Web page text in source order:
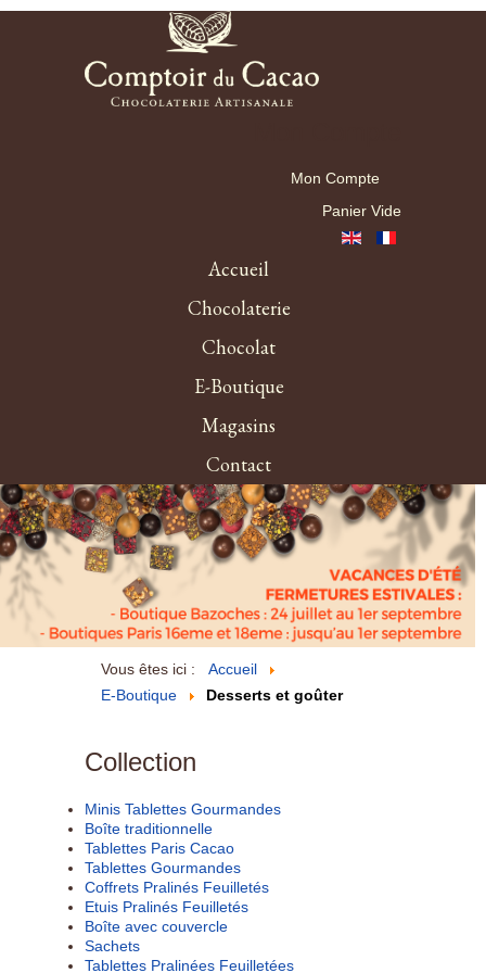
Mon Compte
Panier Vide
Accueil
Chocolaterie
Chocolat
E-Boutique
Magasins
Contact
Vous êtes ici :
Accueil
E-Boutique
Desserts et goûter
Collection
Minis Tablettes Gourmandes
Boîte traditionnelle
Tablettes Paris Cacao
Tablettes Gourmandes
Coffrets Pralinés Feuilletés
Etuis Pralinés Feuilletés
Boîte avec couvercle
Sachets
Tablettes Pralinées Feuilletées